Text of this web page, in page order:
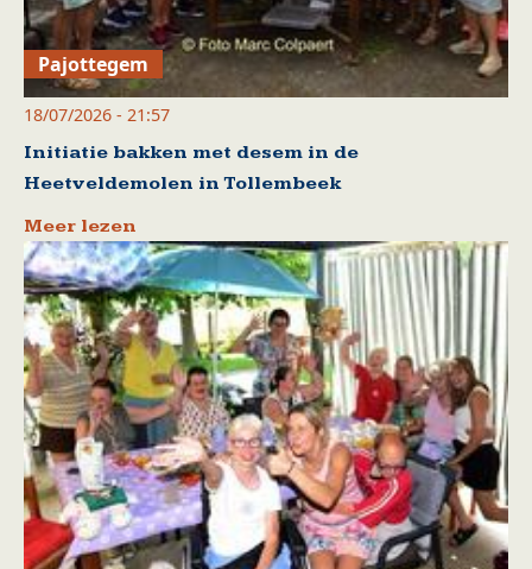
Pajottegem
18/07/2026 - 21:57
Initiatie bakken met desem in de
Heetveldemolen in Tollembeek
Meer lezen